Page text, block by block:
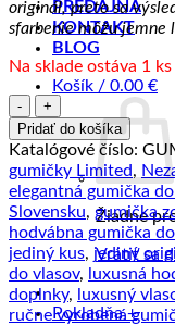
PREDAJŇA
KONTAKT
BLOG
Košík / 0.00 €
Žiadne
Vrátiť sa
Pokladňa +
originál, preto sa
sfarbenie môžu jemne
Na sklade ostáva 1 ks
množstvo
Gumička
z
pravého
hodvábu
LIMITED_17
–
slovenská
výroba
Pridať do košíka
Katalógové číslo:
gumičky Limited,
elegantná gumička
Slovensku, gumička
hodvábna gumička
jediný kus, jediný
do vlasov, luxusná
doplnky, luxusný
ručne vyrobená